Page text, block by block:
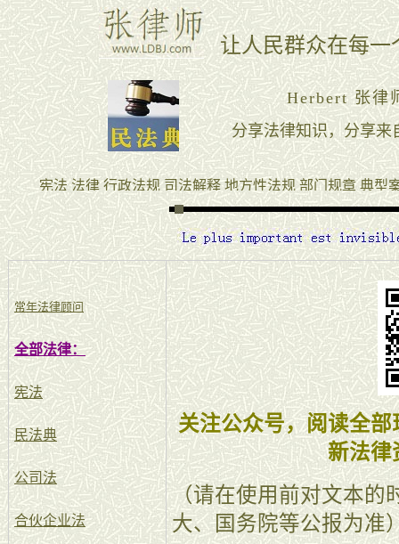
常年法律顾问
全部法律：
宪法
民法典
公司法
合伙企业法
关注公众号，阅读全
新法律
（请在使用前对文本的
大、国务院等公报为准